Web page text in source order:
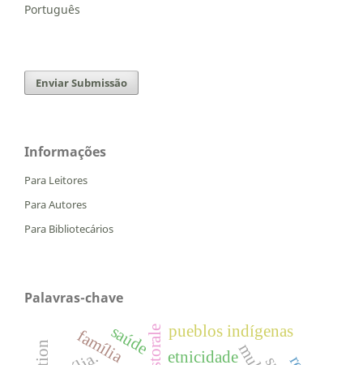
Português
Enviar Submissão
Informações
Para Leitores
Para Autores
Para Bibliotecários
Palavras-chave
etnicidade
família pueblos indígenas
saúde